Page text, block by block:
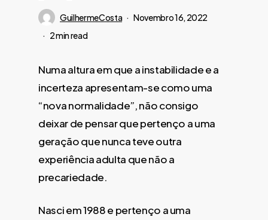
GuilhermeCosta
Novembro 16, 2022
2 min read
Numa altura em que a instabilidade e a
incerteza apresentam-se como uma
“nova normalidade”, não consigo
deixar de pensar que pertenço a uma
geração que nunca teve outra
experiência adulta que não a
precariedade.
Nasci em 1988 e pertenço a uma